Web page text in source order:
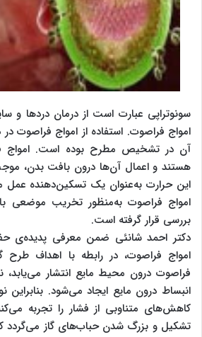
سونوتراپی عبارت است از درمان دردها و
امواج فراصوت. استفاده از امواج فراصوت
آن در تشخیص مطرح بوده است. امواج
هستند و اعمال آن‌ها درون بافت بدن،
این حرارت به‌عنوان یک تسکین‌دهنده عمل
امواج فراصوت به‌منظور تخریب موضعی
بررسی قرار گرفته است.
دکتر احمد شانئی ضمن معرفی پدیده‌ی
امواج فراصوت، در رابطه با اهداف طرح
فراصوت درون محیط مایع انتشار
انبساط درون مایع ایجاد می‌شود.
کاهش‌های متناوبی از فشار را تجربه
تشکیل و بزرگ شدن حباب‌های گاز می‌گردد